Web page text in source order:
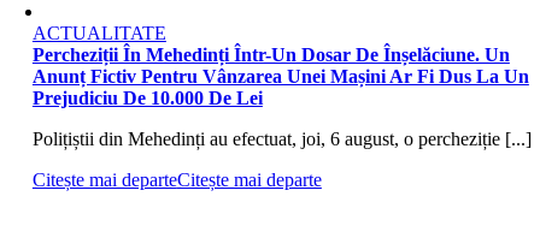
ACTUALITATE
Percheziții În Mehedinți Într-Un Dosar De Înșelăciune. Un
Anunț Fictiv Pentru Vânzarea Unei Mașini Ar Fi Dus La Un
Prejudiciu De 10.000 De Lei
Polițiștii din Mehedinți au efectuat, joi, 6 august, o percheziție [...]
Citește mai departeCitește mai departe